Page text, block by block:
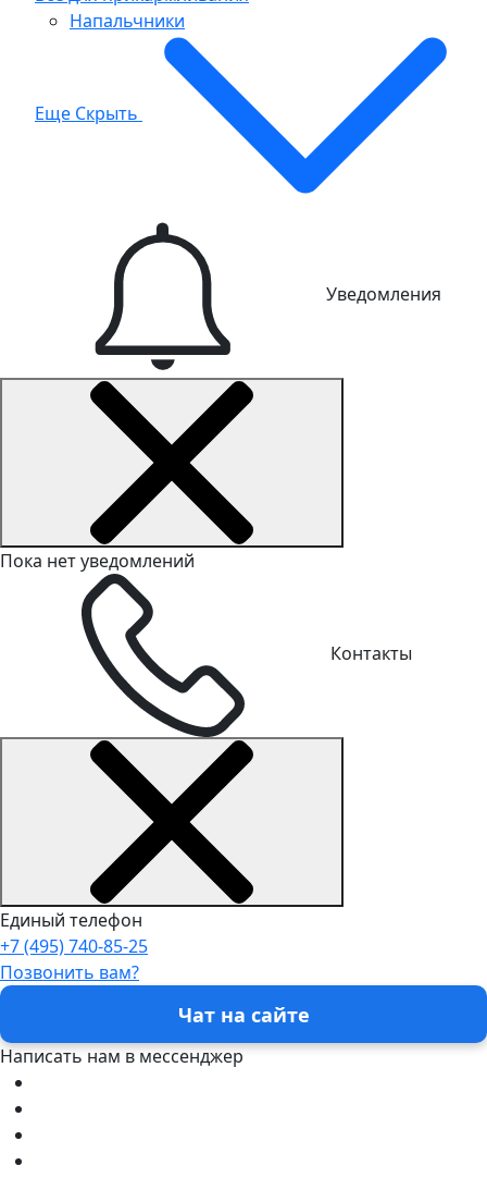
Напальчники
Еще Скрыть
Уведомления
Пока нет уведомлений
Контакты
Единый телефон
+7 (495) 740-85-25
Позвонить вам?
Чат на сайте
Написать нам в мессенджер